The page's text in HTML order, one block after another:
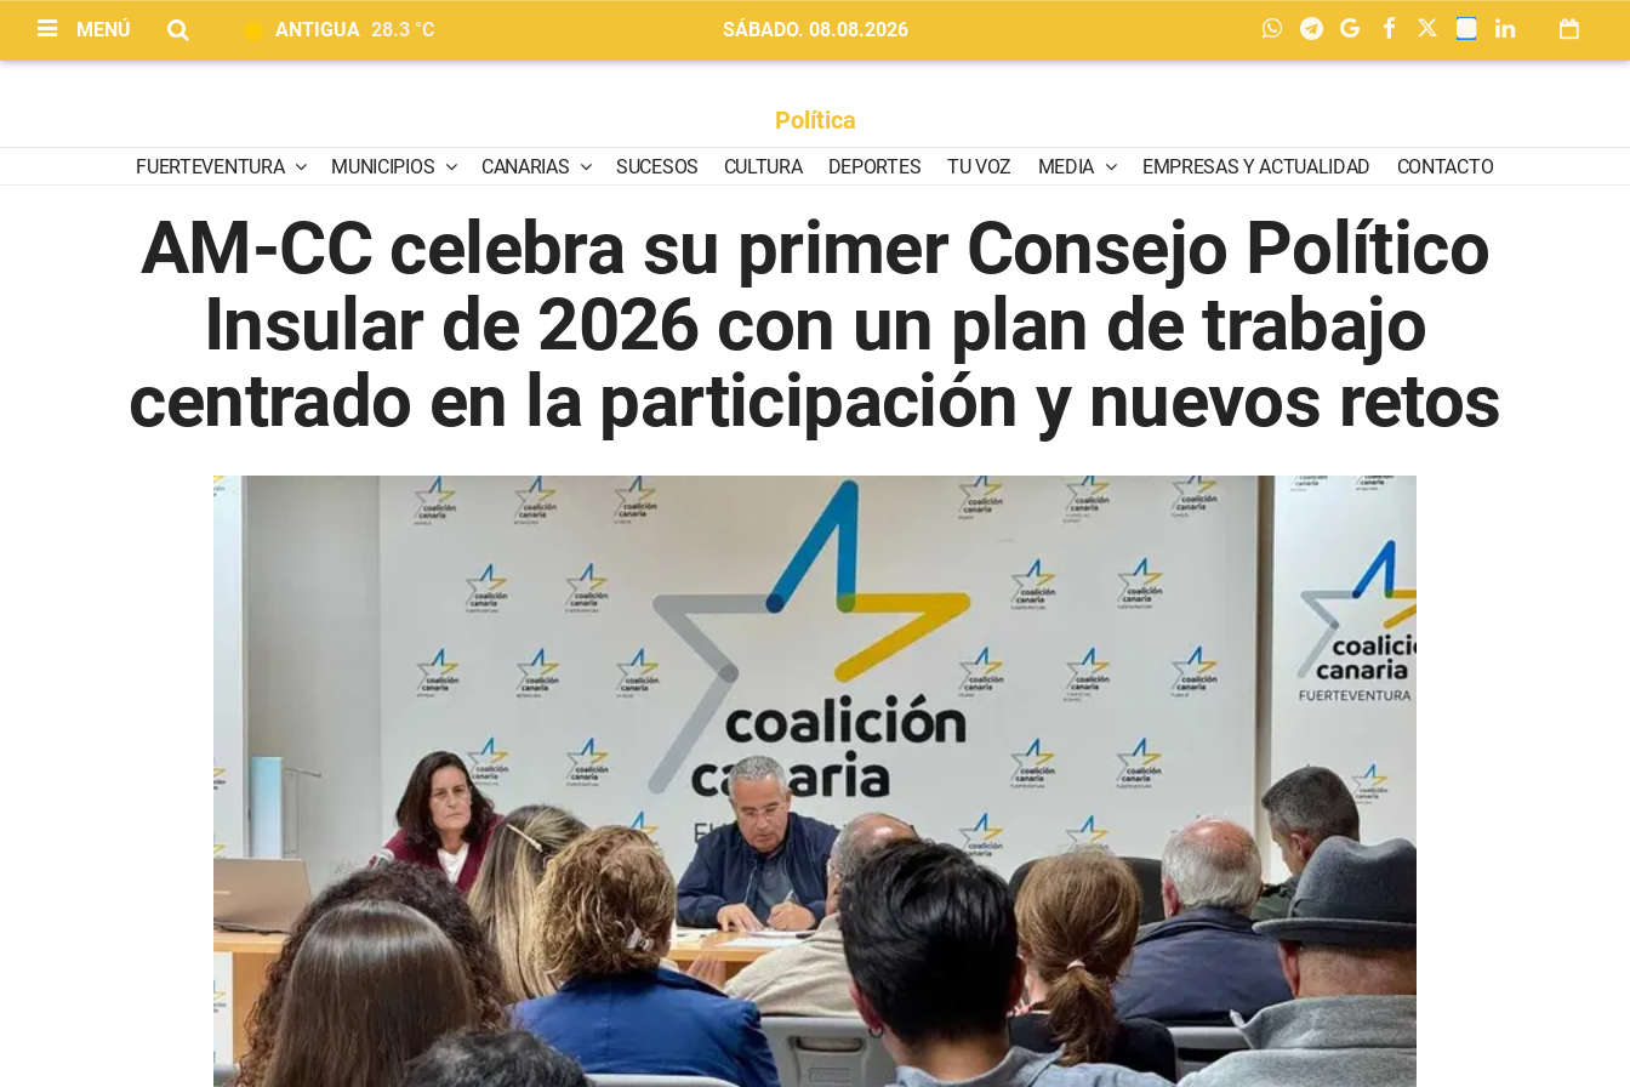
MENÚ ANTIGUA 28.3 °C SÁBADO. 08.08.2026
Política
FUERTEVENTURA MUNICIPIOS CANARIAS SUCESOS CULTURA DEPORTES TU VOZ MEDIA EMPRESAS Y ACTUALIDAD CONTACTO
AM-CC celebra su primer Consejo Político
Insular de 2026 con un plan de trabajo
centrado en la participación y nuevos retos